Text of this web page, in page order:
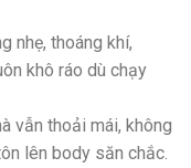
nhẹ, thoáng khí,
khô ráo dù chạy
vẫn thoải mái, không
lên body săn chắc.